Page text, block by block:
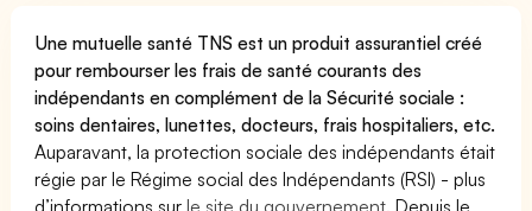
Une mutuelle santé TNS est un produit assurantiel créé
pour rembourser les frais de santé courants des
indépendants en complément de la Sécurité sociale :
soins dentaires, lunettes, docteurs, frais hospitaliers, etc.
Auparavant, la protection sociale des indépendants était
régie par le Régime social des Indépendants (RSI) - plus
d’informations surle site du gouvernement. Depuis le